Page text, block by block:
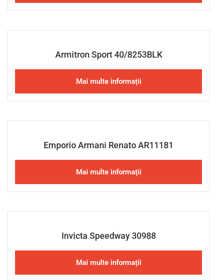
Armitron Sport 40/8253BLK
Mai multe informații
Emporio Armani Renato AR11181
Mai multe informații
Invicta Speedway 30988
Mai multe informații